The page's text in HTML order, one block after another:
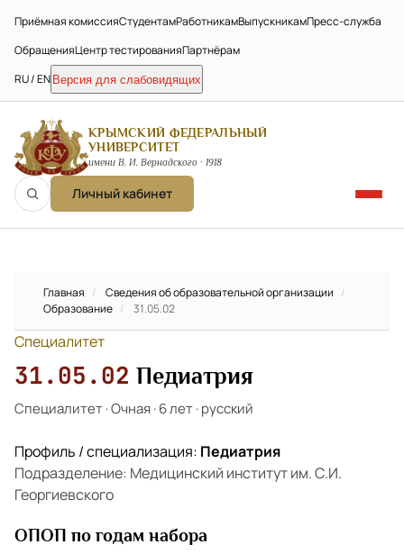
Приёмная комиссияСтудентамРаботникамВыпускникамПресс-служба
ОбращенияЦентр тестированияПартнёрам
RU / EN Версия для слабовидящих
КРЫМСКИЙ ФЕДЕРАЛЬНЫЙ
УНИВЕРСИТЕТ
имени В. И. Вернадского · 1918
Личный кабинет
Главная / Сведения об образовательной организации /
Образование / 31.05.02
Специалитет
31.05.02 Педиатрия
Специалитет·Очная·6 лет·русский
Профиль / специализация: Педиатрия
Подразделение: Медицинский институт им. С.И.
Георгиевского
ОПОП по годам набора